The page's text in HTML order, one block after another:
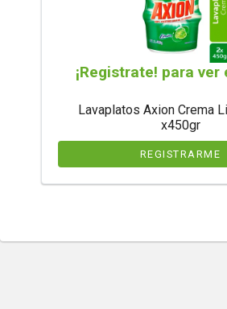
¡Registrate! para ver
Lavaplatos Axion Crema
x450gr
REGISTRARME